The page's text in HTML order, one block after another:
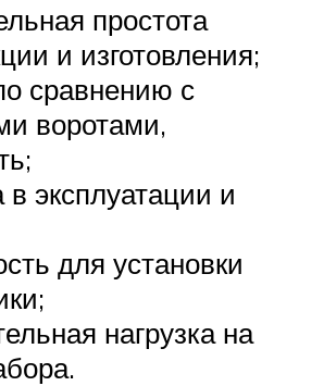
простота
и изготовления;
сравнению с
воротами,
в эксплуатации и
для установки
нагрузка на